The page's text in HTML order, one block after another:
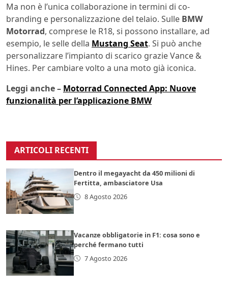
Ma non è l’unica collaborazione in termini di co-
branding e personalizzazione del telaio. Sulle BMW
Motorrad, comprese le R18, si possono installare, ad
esempio, le selle della Mustang Seat. Si può anche
personalizzare l’impianto di scarico grazie Vance &
Hines. Per cambiare volto a una moto già iconica.
Leggi anche – Motorrad Connected App: Nuove
funzionalità per l’applicazione BMW
ARTICOLI RECENTI
Dentro il megayacht da 450 milioni di
Fertitta, ambasciatore Usa
8 Agosto 2026
Vacanze obbligatorie in F1: cosa sono e
perché fermano tutti
7 Agosto 2026